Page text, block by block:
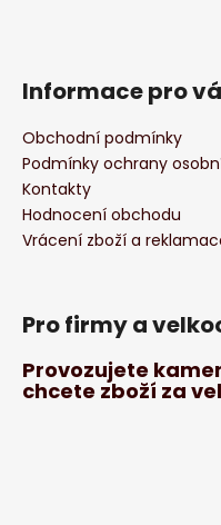
Informace pro
Obchodní podmínky
Podmínky ochrany
Kontakty
Hodnocení obchodu
Vrácení zboží a
Pro firmy a
Provozujete
chcete zboží za